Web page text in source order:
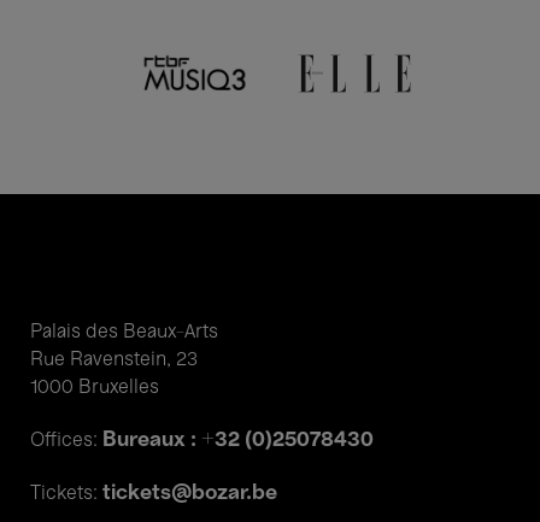
Palais des Beaux-Arts
Rue Ravenstein, 23
1000 Bruxelles
Offices: Bureaux : +32 (0)25078430
Tickets: tickets@bozar.be